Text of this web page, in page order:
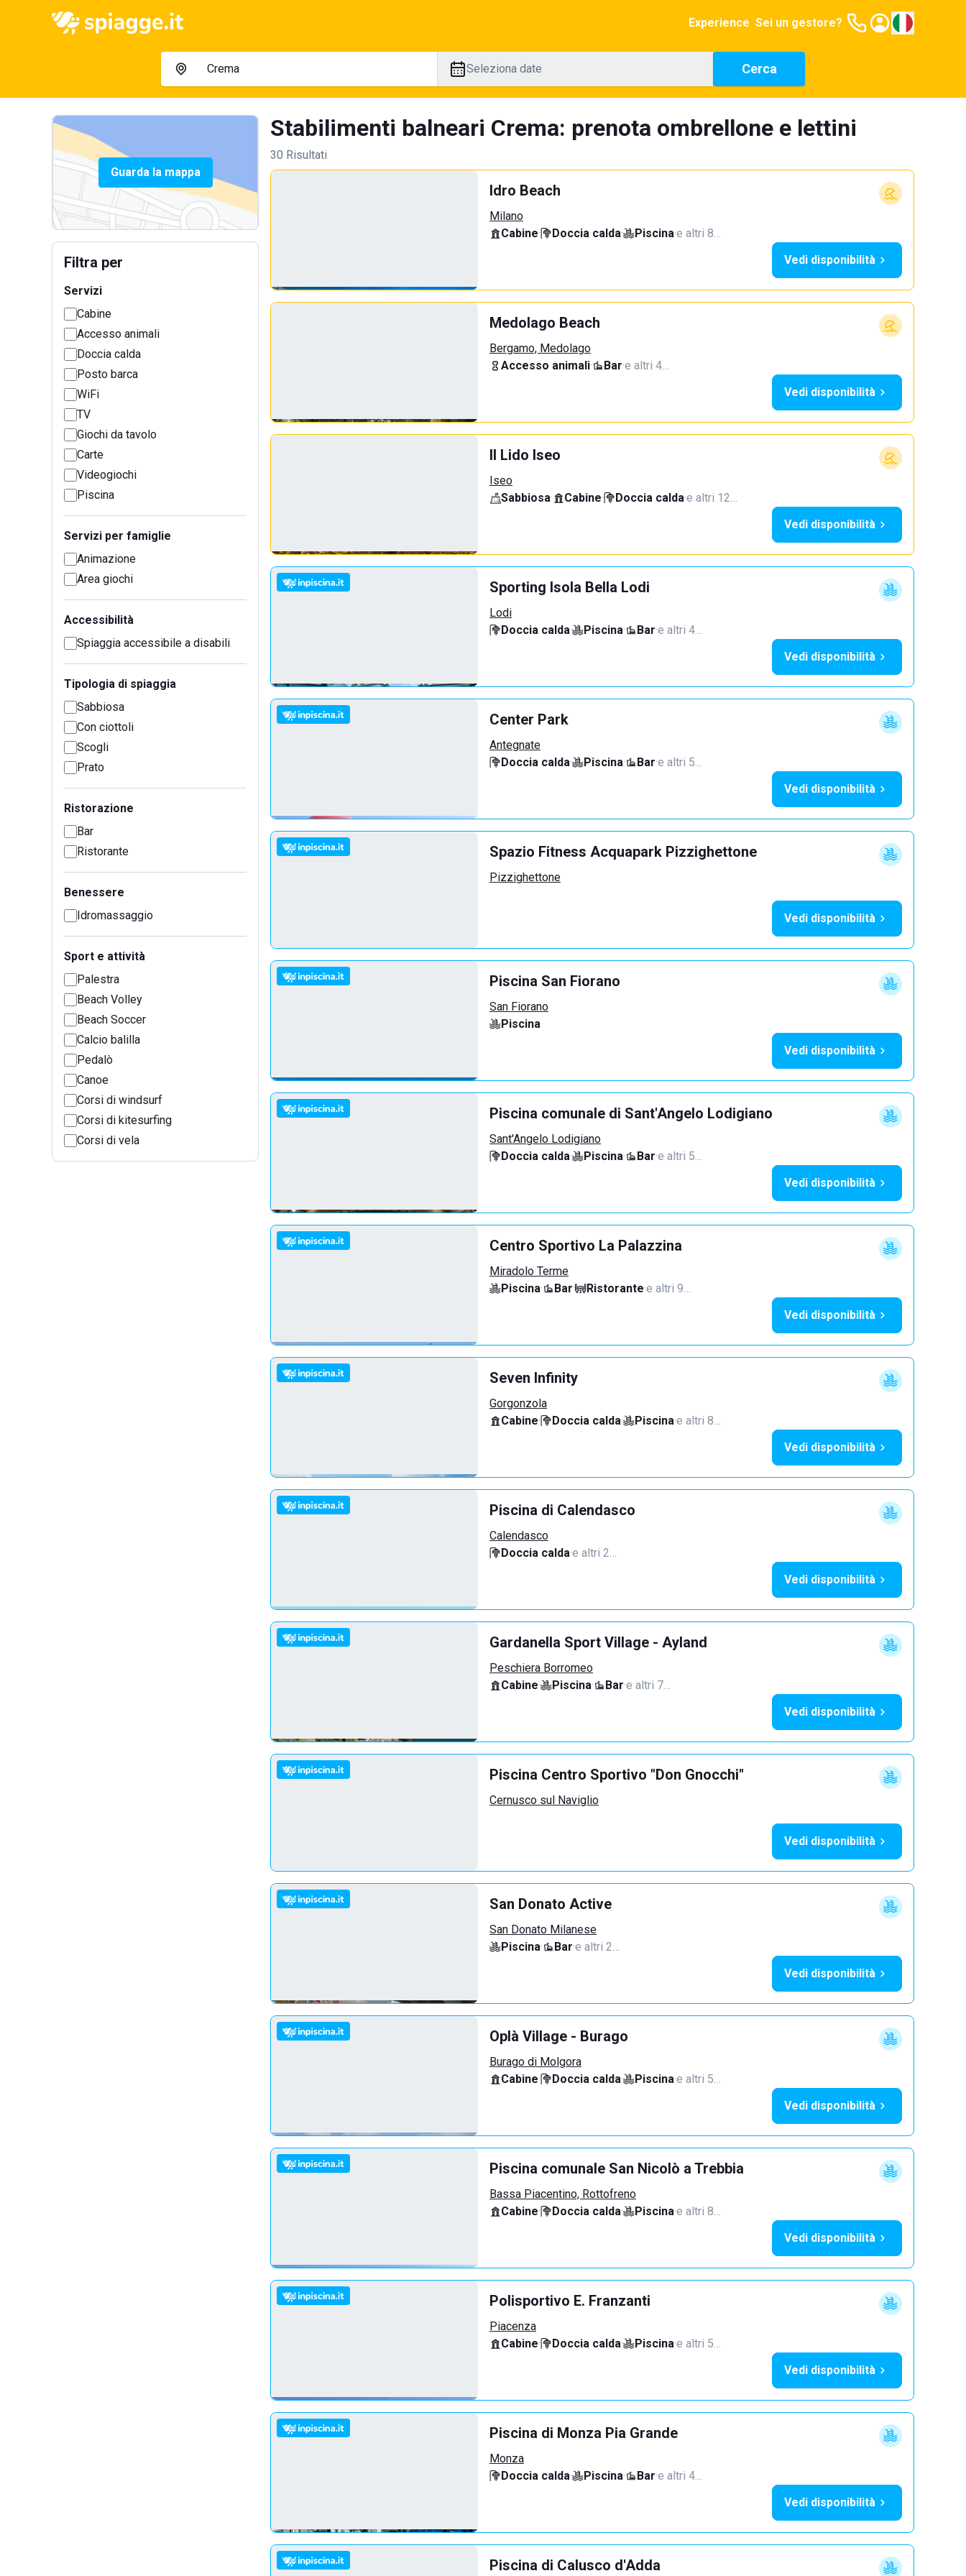
Experience Sei un gestore?
Seleziona date Cerca
Guarda la mappa
Filtra per
Servizi
Cabine
Accesso animali
Doccia calda
Posto barca
WiFi
TV
Giochi da tavolo
Carte
Videogiochi
Piscina
Servizi per famiglie
Animazione
Area giochi
Accessibilità
Spiaggia accessibile a disabili
Tipologia di spiaggia
Sabbiosa
Con ciottoli
Scogli
Prato
Ristorazione
Bar
Ristorante
Benessere
Idromassaggio
Sport e attività
Palestra
Beach Volley
Beach Soccer
Calcio balilla
Pedalò
Canoe
Corsi di windsurf
Corsi di kitesurfing
Corsi di vela
Stabilimenti balneari Crema: prenota ombrellone e lettini
30 Risultati
Idro Beach
Milano
Cabine· Doccia calda· Piscina·e altri 8…
Vedi disponibilità
Medolago Beach
Bergamo, Medolago
Accesso animali· Bar·e altri 4…
Vedi disponibilità
Il Lido Iseo
Iseo
Sabbiosa· Cabine· Doccia calda·e altri 12…
Vedi disponibilità
Sporting Isola Bella Lodi
Lodi
Doccia calda· Piscina· Bar·e altri 4…
Vedi disponibilità
Center Park
Antegnate
Doccia calda· Piscina· Bar·e altri 5…
Vedi disponibilità
Spazio Fitness Acquapark Pizzighettone
Pizzighettone
Vedi disponibilità
Piscina San Fiorano
San Fiorano
Piscina
Vedi disponibilità
Piscina comunale di Sant'Angelo Lodigiano
Sant'Angelo Lodigiano
Doccia calda· Piscina· Bar·e altri 5…
Vedi disponibilità
Centro Sportivo La Palazzina
Miradolo Terme
Piscina· Bar· Ristorante·e altri 9…
Vedi disponibilità
Seven Infinity
Gorgonzola
Cabine· Doccia calda· Piscina·e altri 8…
Vedi disponibilità
Piscina di Calendasco
Calendasco
Doccia calda·e altri 2…
Vedi disponibilità
Gardanella Sport Village - Ayland
Peschiera Borromeo
Cabine· Piscina· Bar·e altri 7…
Vedi disponibilità
Piscina Centro Sportivo "Don Gnocchi"
Cernusco sul Naviglio
Vedi disponibilità
San Donato Active
San Donato Milanese
Piscina· Bar·e altri 2…
Vedi disponibilità
Oplà Village - Burago
Burago di Molgora
Cabine· Doccia calda· Piscina·e altri 5…
Vedi disponibilità
Piscina comunale San Nicolò a Trebbia
Bassa Piacentino, Rottofreno
Cabine· Doccia calda· Piscina·e altri 8…
Vedi disponibilità
Polisportivo E. Franzanti
Piacenza
Cabine· Doccia calda· Piscina·e altri 5…
Vedi disponibilità
Piscina di Monza Pia Grande
Monza
Doccia calda· Piscina· Bar·e altri 4…
Vedi disponibilità
Piscina di Calusco d'Adda